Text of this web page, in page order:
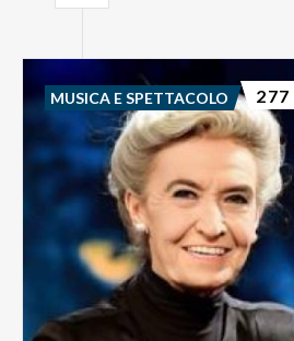
MUSICA E SPETTACOLO